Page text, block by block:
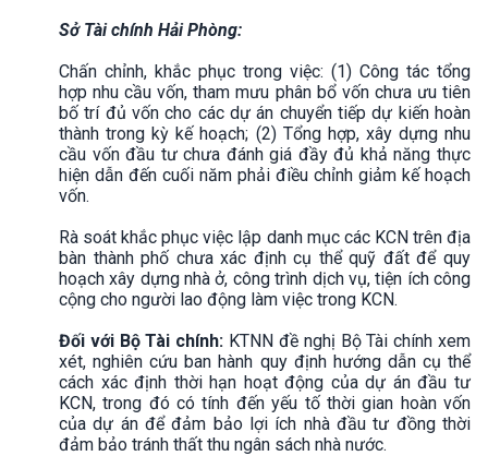
Sở Tài chính Hải Phòng:
Chấn chỉnh, khắc phục trong việc: (1) Công tác tổng
hợp nhu cầu vốn, tham mưu phân bổ vốn chưa ưu tiên
bố trí đủ vốn cho các dự án chuyển tiếp dự kiến hoàn
thành trong kỳ kế hoạch; (2) Tổng hợp, xây dựng nhu
cầu vốn đầu tư chưa đánh giá đầy đủ khả năng thực
hiện dẫn đến cuối năm phải điều chỉnh giảm kế hoạch
vốn.
Rà soát khắc phục việc lập danh mục các KCN trên địa
bàn thành phố chưa xác định cụ thể quỹ đất để quy
hoạch xây dựng nhà ở, công trình dịch vụ, tiện ích công
cộng cho người lao động làm việc trong KCN.
Đối với Bộ Tài chính: KTNN đề nghị Bộ Tài chính xem
xét, nghiên cứu ban hành quy định hướng dẫn cụ thể
cách xác định thời hạn hoạt động của dự án đầu tư
KCN, trong đó có tính đến yếu tố thời gian hoàn vốn
của dự án để đảm bảo lợi ích nhà đầu tư đồng thời
đảm bảo tránh thất thu ngân sách nhà nước.